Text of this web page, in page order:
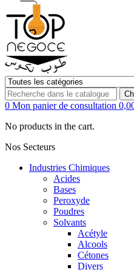
0 Mon panier de consultation
No products in the cart.
Nos Secteurs
Industries Chimiques
Acides
Bases
Peroxyde
Poudres
Solvants
Acétyle
Alcools
Cétones
Divers